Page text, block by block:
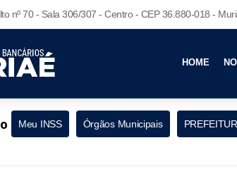
nº 70 - Sala 306/307 - Centro - CEP 36.880-018 -
HOME
Meu INSS Órgãos Municipais